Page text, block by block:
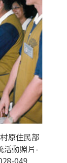
原住民部
活動照片-
049